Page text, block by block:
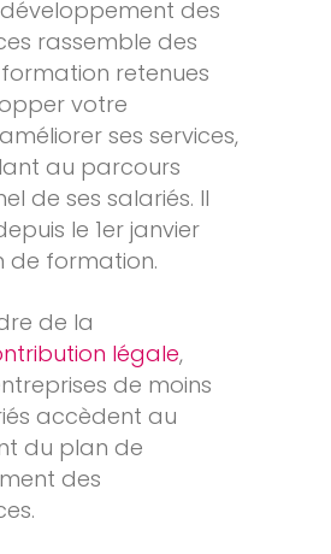
des
rassemble des
retenues
votre
ses services,
au parcours
de ses salariés. Il
le 1er janvier
de formation.
de la
légale,
de moins
accèdent au
du plan de
des